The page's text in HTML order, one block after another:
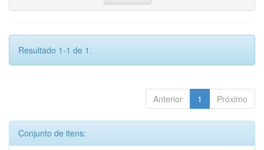
Resultado 1-1 de 1.
Anterior 1 Próximo
Conjunto de itens: